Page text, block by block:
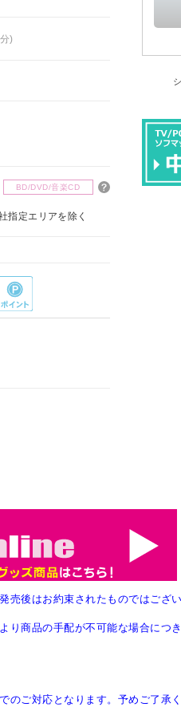
)
BD/DVD/音楽CD
指定エリアを除く
後はお約束されたものではござ
商品の手配が不可能な場合につ
ご対応となります。予めご了承く